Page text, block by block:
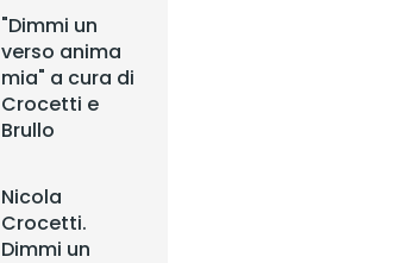
"Dimmi un
verso anima
mia" a cura di
Crocetti e
Brullo
Nicola
Crocetti.
Dimmi un